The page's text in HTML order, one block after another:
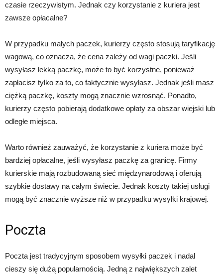
czasie rzeczywistym. Jednak czy korzystanie z kuriera jest
zawsze opłacalne?
W przypadku małych paczek, kurierzy często stosują taryfikację
wagową, co oznacza, że cena zależy od wagi paczki. Jeśli
wysyłasz lekką paczkę, może to być korzystne, ponieważ
zapłacisz tylko za to, co faktycznie wysyłasz. Jednak jeśli masz
ciężką paczkę, koszty mogą znacznie wzrosnąć. Ponadto,
kurierzy często pobierają dodatkowe opłaty za obszar wiejski lub
odległe miejsca.
Warto również zauważyć, że korzystanie z kuriera może być
bardziej opłacalne, jeśli wysyłasz paczkę za granicę. Firmy
kurierskie mają rozbudowaną sieć międzynarodową i oferują
szybkie dostawy na całym świecie. Jednak koszty takiej usługi
mogą być znacznie wyższe niż w przypadku wysyłki krajowej.
Poczta
Poczta jest tradycyjnym sposobem wysyłki paczek i nadal
cieszy się dużą popularnością. Jedną z największych zalet